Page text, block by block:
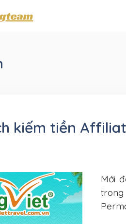
kiếm tiền
Mới